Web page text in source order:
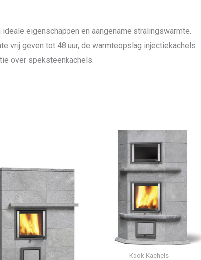
eigenschappen en aangename stralingswarmte.
vrij geven tot 48 uur, de warmteopslag injectiekachels
over speksteenkachels.
Kook Kachels